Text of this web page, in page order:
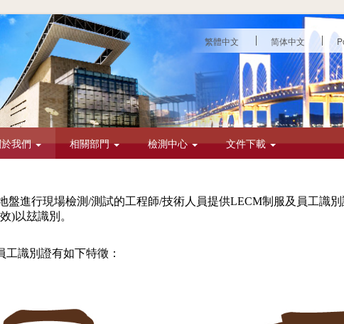
繁體中文 简体中文
我們 相關部門 檢測中心 文件下載
盤進行現場檢測/測試的工程師/技術人員提供LECM制服及員工識
)以玆識別。
工識別證有如下特徵：